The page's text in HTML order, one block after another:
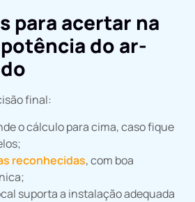
para acertar na
do ar-
final:
o cálculo para cima, caso fique
reconhecidas, com boa
suporta a instalação adequada